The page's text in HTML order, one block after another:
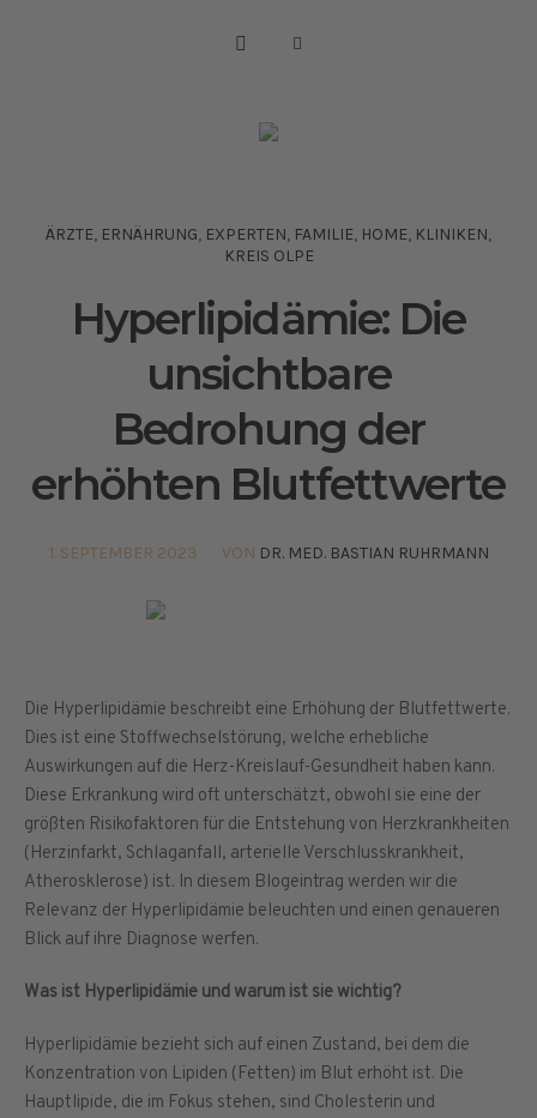
ÄRZTE, ERNÄHRUNG, EXPERTEN, FAMILIE, HOME, KLINIKEN,
KREIS OLPE
Hyperlipidämie: Die
unsichtbare
Bedrohung der
erhöhten Blutfettwerte
1. SEPTEMBER 2023 VON DR. MED. BASTIAN RUHRMANN
Die Hyperlipidämie beschreibt eine Erhöhung der Blutfettwerte.
Dies ist eine Stoffwechselstörung, welche erhebliche
Auswirkungen auf die Herz-Kreislauf-Gesundheit haben kann.
Diese Erkrankung wird oft unterschätzt, obwohl sie eine der
größten Risikofaktoren für die Entstehung von Herzkrankheiten
(Herzinfarkt, Schlaganfall, arterielle Verschlusskrankheit,
Atherosklerose) ist. In diesem Blogeintrag werden wir die
Relevanz der Hyperlipidämie beleuchten und einen genaueren
Blick auf ihre Diagnose werfen.
Was ist Hyperlipidämie und warum ist sie wichtig?
Hyperlipidämie bezieht sich auf einen Zustand, bei dem die
Konzentration von Lipiden (Fetten) im Blut erhöht ist. Die
Hauptlipide, die im Fokus stehen, sind Cholesterin und